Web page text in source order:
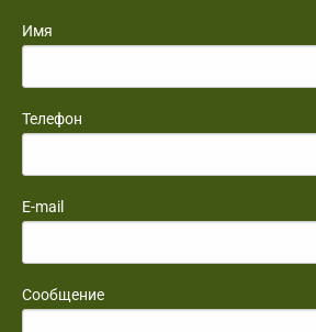
Имя
Телефон
E-mail
Сообщение